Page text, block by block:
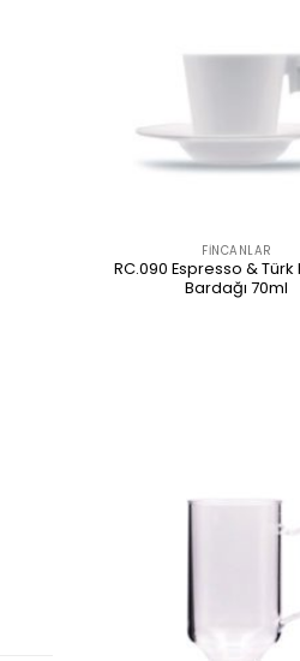
FINCANLAR
RC.090 Espresso & Türk
Bardağı 70ml